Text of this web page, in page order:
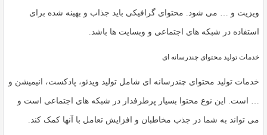
ویزیت و … می شود. محتوای گرافیکی باید جذاب و بهینه شده برای
استفاده در شبکه های اجتماعی و وبسایت ها باشد.
خدمات تولید محتوای چندرسانه ای
خدمات تولید محتوای چندرسانه ای شامل تولید ویدئو، پادکست، انیمیشن و
… است. این نوع محتوا بسیار پرطرفدار در شبکه های اجتماعی است و
می تواند به شما در جذب مخاطبان و افزایش تعامل با آنها کمک کند.